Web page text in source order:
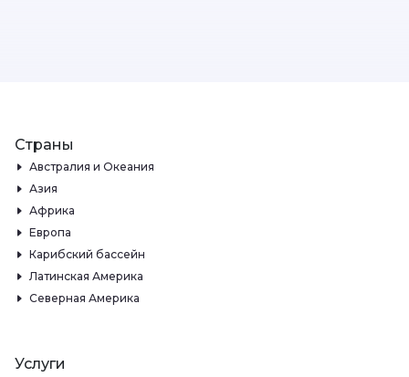
Страны
Австралия и Океания
Азия
Африка
Европа
Карибский бассейн
Латинская Америка
Северная Америка
Услуги